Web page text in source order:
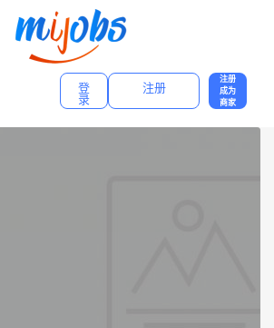
登
录
注册
注册
成为
商家